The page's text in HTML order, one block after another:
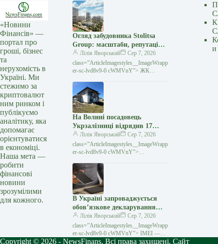
«Новини
Фінансів» —
портал про
гроші, бізнес
та
нерухомість в
Україні. Ми
стежимо за
криптовалют
ним ринком і
публікуємо
аналітику, яка
допомагає
орієнтуватися
в економіці.
Наша мета —
робити
фінансові
новини
зрозумілими
для кожного.
Огляд забудовника Stolitsa
Group: масштаби, репутація
та поради для покупців
Лілія Яворський
Сер 7, 2026
class=”ArticleImagestyles__ImageWrapp
er-sc-lvd8v9-0 cWMVnY”> ЖК
Stolitsa Group ― це один із
найвідоміших столичних забудовників.
У
На Волині посадовець
Укрзалізниці відрядив 17
працівників будувати свій
будинок
Лілія Яворський
Сер 7, 2026
class=”ArticleImagestyles__ImageWrapp
er-sc-lvd8v9-0 cWMVnY”>
відправляли будувати приватний
будинокНа Волині викрили депутата
однієї з
В Україні запроваджується
обов’язкове декларування
IMEI мобільних телефонів під
час імпорту
Лілія Яворський
Сер 7, 2026
class=”ArticleImagestyles__ImageWrapp
er-sc-lvd8v9-0 cWMVnY”> IMEI —
унікальний номер мобільного
и
Copyright © 2026 - NewsFinans. Всі права захищені. Сайт